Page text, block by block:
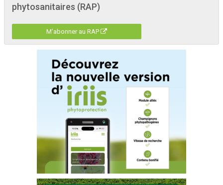
phytosanitaires (RAP)
M'abonner au RAP